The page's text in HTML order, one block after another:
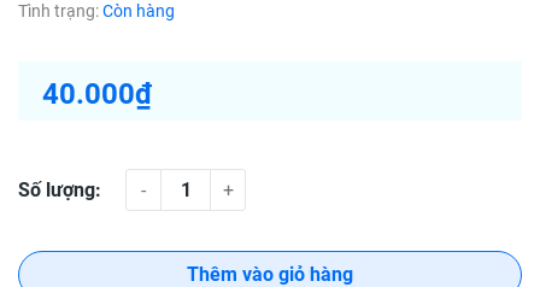
Tình trạng:Còn hàng
40.000₫
Số lượng: - +
Thêm vào giỏ hàng